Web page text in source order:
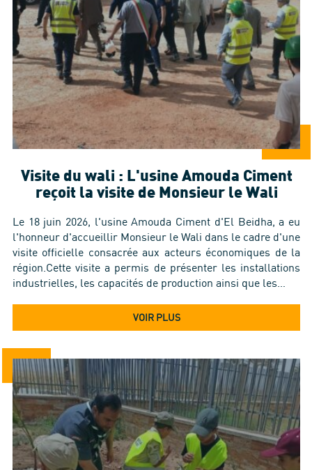
Visite du wali : L'usine Amouda Ciment
reçoit la visite de Monsieur le Wali
Le 18 juin 2026, l'usine Amouda Ciment d'El Beidha, a eu
l'honneur d'accueillir Monsieur le Wali dans le cadre d'une
visite officielle consacrée aux acteurs économiques de la
région.Cette visite a permis de présenter les installations
industrielles, les capacités de production ainsi que les…
VOIR PLUS